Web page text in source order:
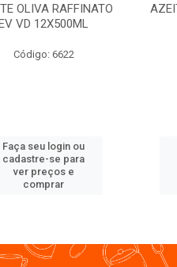
OLIVA RAFFINATO
VD 12X500ML
Código: 6622
Faça seu login ou
cadastre-se para
ver preços e
comprar